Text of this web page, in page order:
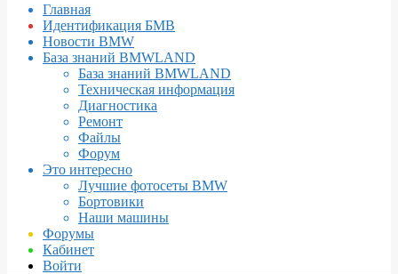
навигации
Главная
Идентификация БМВ
Новости BMW
База знаний BMWLAND
База знаний BMWLAND
Техническая информация
Диагностика
Ремонт
Файлы
Форум
Это интересно
Лучшие фотосеты BMW
Бортовики
Наши машины
Форумы
Кабинет
Войти